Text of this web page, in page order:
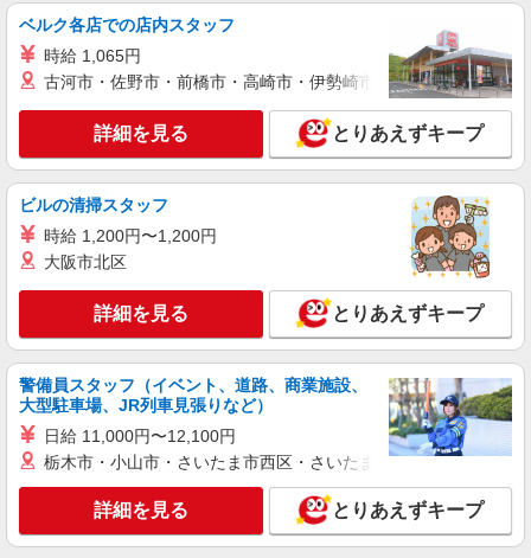
時給1,350円 交通費：既定支給
静岡県静岡市清水区
キープ 詳細を見る
株式会社テクノ・サービス/お仕事No/0861260
フォークリフト運搬
時給1300円交通費全額支給
静岡県静岡市清水区 ＊車・バイク通勤OK
キープ 詳細を見る
派遣社員
株式会社綜合キャリアオプション（1314VJ0805G47★46-N-T4）
精密キカイの組立・マシンのボタン押し/日払
いOK
時給1,200円 交通費：既定支給
静岡県静岡市清水区
キープ 詳細を見る
ベルク各店での店内スタッフ
時給 1,065円
古河市・佐野市・前橋市・高崎市・伊勢崎市・太田市・館林市
詳細を見る とりあえずキープ
ビルの清掃スタッフ
時給 1,200円〜1,200円
大阪市北区
詳細を見る とりあえずキープ
警備員スタッフ（イベント、道路、商業施設、
大型駐車場、JR列車見張りなど）
日給 11,000円〜12,100円
栃木市・小山市・さいたま市西区・さいたま市岩槻区・久喜市・
詳細を見る とりあえずキープ